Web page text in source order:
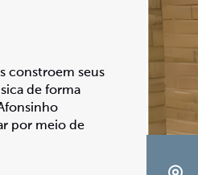
constroem seus
de forma
por meio de